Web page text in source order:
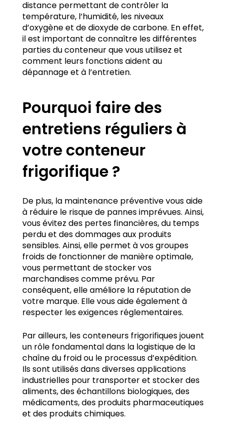
distance permettant de contrôler la
température, l’humidité, les niveaux
d’oxygène et de dioxyde de carbone. En effet,
il est important de connaître les différentes
parties du conteneur que vous utilisez et
comment leurs fonctions aident au
dépannage et à l’entretien.
Pourquoi faire des
entretiens réguliers à
votre conteneur
frigorifique ?
De plus, la maintenance préventive vous aide
à réduire le risque de pannes imprévues. Ainsi,
vous évitez des pertes financières, du temps
perdu et des dommages aux produits
sensibles. Ainsi, elle permet à vos groupes
froids de fonctionner de manière optimale,
vous permettant de stocker vos
marchandises comme prévu. Par
conséquent, elle améliore la réputation de
votre marque. Elle vous aide également à
respecter les exigences réglementaires.
Par ailleurs, les conteneurs frigorifiques jouent
un rôle fondamental dans la logistique de la
chaîne du froid ou le processus d’expédition.
Ils sont utilisés dans diverses applications
industrielles pour transporter et stocker des
aliments, des échantillons biologiques, des
médicaments, des produits pharmaceutiques
et des produits chimiques.